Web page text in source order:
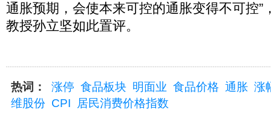
通胀预期，会使本来可控的通胀变得不可控”
教授孙立坚如此置评。
热词： 涨停 食品板块 明面业 食品价格 通胀 涨
维股份 CPI 居民消费价格指数